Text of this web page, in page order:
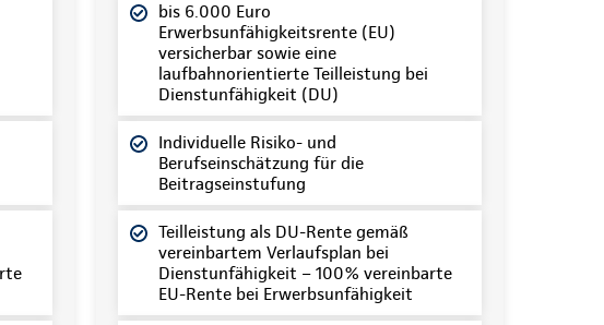
bis 6.000 Euro
Erwerbsunfähigkeitsrente (EU)
versicherbar sowie eine
laufbahnorientierte Teilleistung bei
Dienstunfähigkeit (DU)
Individuelle Risiko- und
Berufseinschätzung für die
Beitragseinstufung
Teilleistung als DU-Rente gemäß
vereinbartem Verlaufsplan bei
Dienstunfähigkeit – 100% vereinbarte
EU-Rente bei Erwerbsunfähigkeit